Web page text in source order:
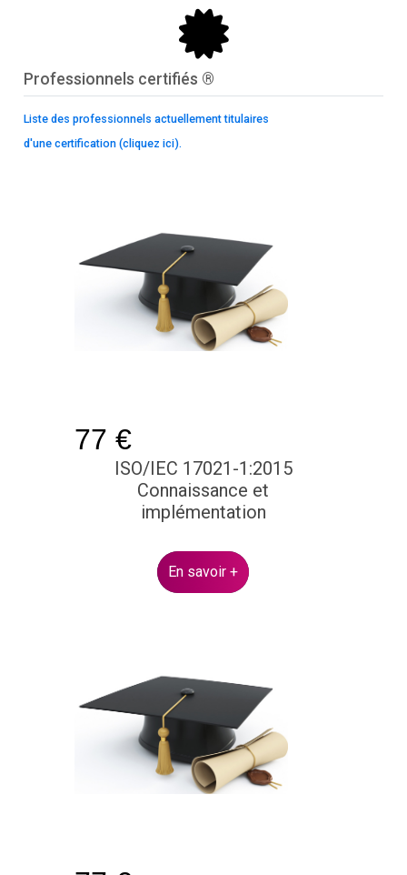

Professionnels certifiés ®
Liste des professionnels actuellement titulaires
d'une certification (cliquez ici).
77 €
ISO/IEC 17021-1:2015
Connaissance et
implémentation
En savoir +